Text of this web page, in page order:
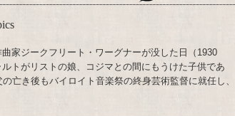
家ジークフリート・ワーグナーが没した日（1930
トがリストの娘、コジマとの間にもうけた子供であ
亡き後もバイロイト音楽祭の終身芸術監督に就任し、